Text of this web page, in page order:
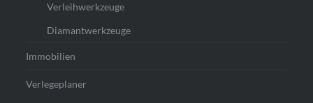
Verleihwerkzeuge
Diamantwerkzeuge
Immobilien
Verlegeplaner